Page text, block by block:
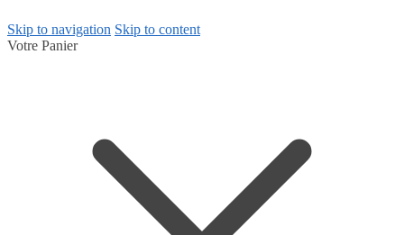
Skip to navigation Skip to content
Votre Panier